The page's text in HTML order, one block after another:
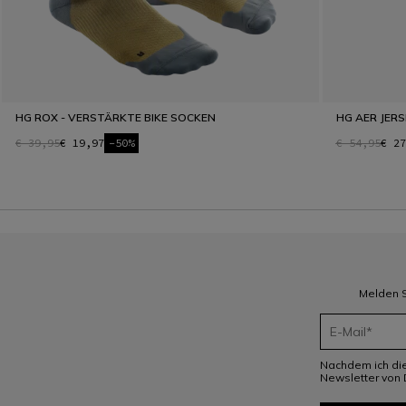
HG ROX - VERSTÄRKTE BIKE SOCKEN
€ 39,95€ 19,97 -50%
HG AER
€ 54,95€
Melden
Nachdem ich
Newsletter von